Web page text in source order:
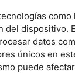
como
del dispositivo.
datos
únicos en
puede afectar